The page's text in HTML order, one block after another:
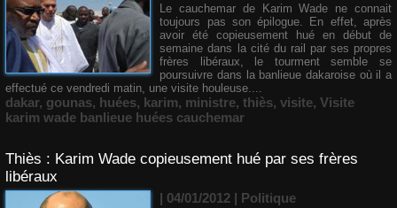
Le cauchemar de Karim Wade ne connait
toujours pas son épilogue. En effet, après
avoir été copieusement hué en début de
semaine dans la cité du rail par ses propres
frères libéraux, le tourment semble se
poursuivre dans la banlieue dakaroise où il a
effectué ce vendredi matin, une visite houleuse....
dakar, gounas, huées, karim, ministre, thiès, visite, Visite
karim wade banlieue huées cauchemar
Thiès : Karim Wade copieusement hué par ses frères
libéraux
| 04/01/2012 | Politique